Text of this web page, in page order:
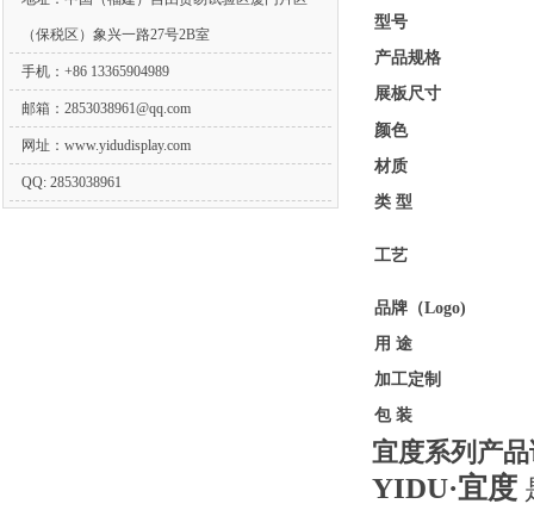
（保税区）象兴一路27号2B室
手机：+86 13365904989
邮箱： 2853038961@qq.com
网址：www.yidudisplay.com
QQ: 2853038961
型号
产品规格
展板尺寸
颜色
材质
类 型
工艺
品牌（Logo)
用 途
加工定制
包 装
宜度系列产
YIDU·宜度